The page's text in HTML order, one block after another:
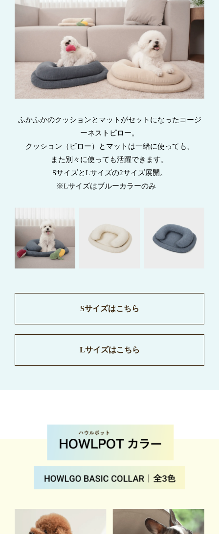
ふかふかのクッションとマットがセットになったコージ
ーネストピロー。
クッション（ピロー）とマットは一緒に使っても、
また別々に使っても活躍できます。
SサイズとLサイズの2サイズ展開。
※Lサイズはブルーカラーのみ
Sサイズはこちら
Lサイズはこちら